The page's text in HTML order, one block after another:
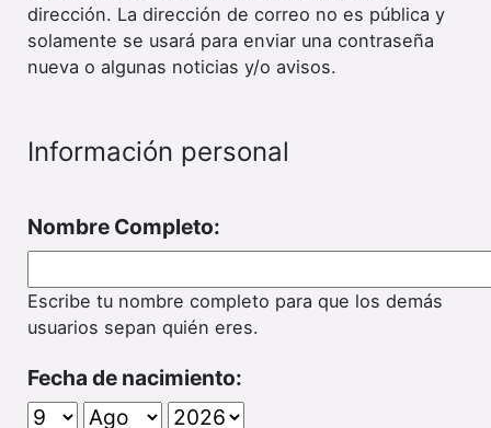
dirección. La dirección de correo no es pública y
solamente se usará para enviar una contraseña
nueva o algunas noticias y/o avisos.
Información personal
Nombre Completo:
Escribe tu nombre completo para que los demás
usuarios sepan quién eres.
Fecha de nacimiento: